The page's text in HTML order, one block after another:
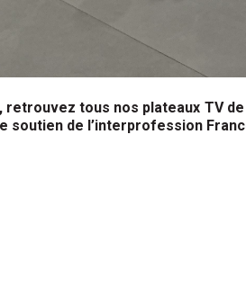
retrouvez tous nos plateaux TV de
soutien de l’interprofession